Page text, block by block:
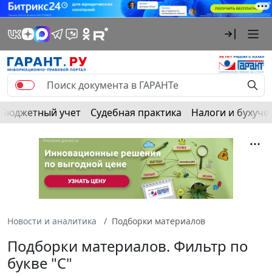
Бюджетный учет Судебная практика Налоги и
Новости и аналитика Подборки материалов
Подборки материалов. Фильтр по
букве "С"